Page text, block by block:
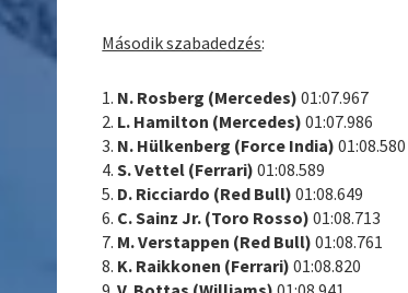
Második szabadedzés:
1. N. Rosberg (Mercedes) 01:07.967
2. L. Hamilton (Mercedes) 01:07.986
3. N. Hülkenberg (Force India) 01:08.580
4.S. Vettel (Ferrari) 01:08.589
5. D. Ricciardo (Red Bull) 01:08.649
6. C. Sainz Jr. (Toro Rosso) 01:08.713
7. M. Verstappen (Red Bull) 01:08.761
8. K. Raikkonen (Ferrari) 01:08.820